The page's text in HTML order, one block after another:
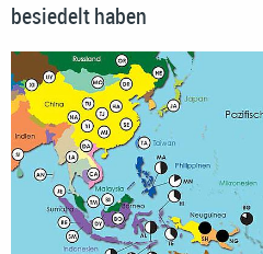
besiedelt haben